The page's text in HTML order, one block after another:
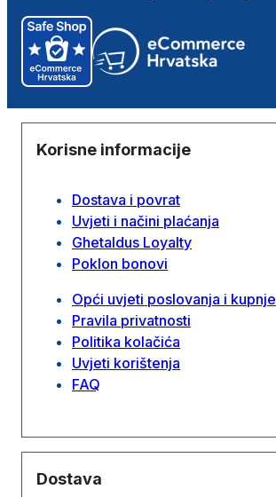
Korisne informacije
Dostava i povrat
Uvjeti i načini plaćanja
Ghetaldus Loyalty
Poklon bonovi
Opći uvjeti poslovanja i kupnje
Pravila privatnosti
Politika kolačića
Uvjeti korištenja
FAQ
Dostava